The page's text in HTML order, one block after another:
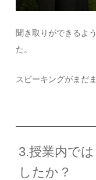
聞き取りができるよ
た。
スピーキングがまだ
3.授業内で
したか？